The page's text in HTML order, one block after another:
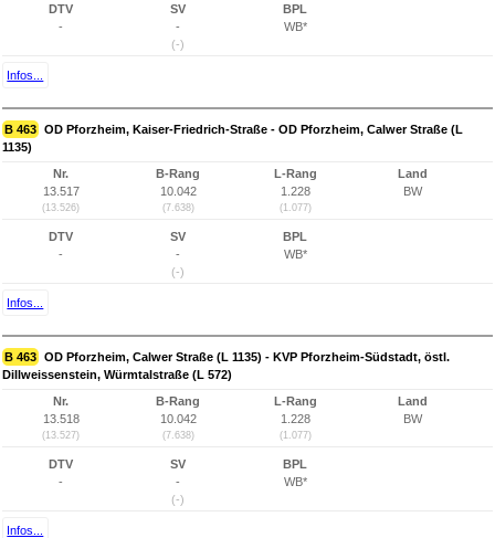
DTV
-
SV
-
(-)
BPL
WB*
Infos...
B 463 OD Pforzheim, Kaiser-Friedrich-Straße - OD Pforzheim, Calwer Straße (L
1135)
Nr.
13.517
(13.526)
B-Rang
10.042
(7.638)
L-Rang
1.228
(1.077)
Land
BW
DTV
-
SV
-
(-)
BPL
WB*
Infos...
B 463 OD Pforzheim, Calwer Straße (L 1135) - KVP Pforzheim-Südstadt, östl.
Dillweissenstein, Würmtalstraße (L 572)
Nr.
13.518
(13.527)
B-Rang
10.042
(7.638)
L-Rang
1.228
(1.077)
Land
BW
DTV
-
SV
-
(-)
BPL
WB*
Infos...